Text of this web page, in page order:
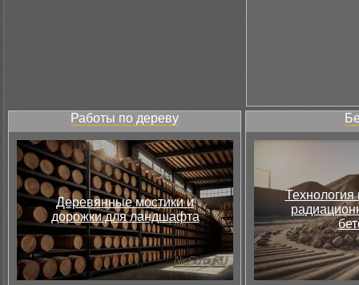
Работы по дереву
Деревянные мостики и
дорожки для ландшафта
Технология